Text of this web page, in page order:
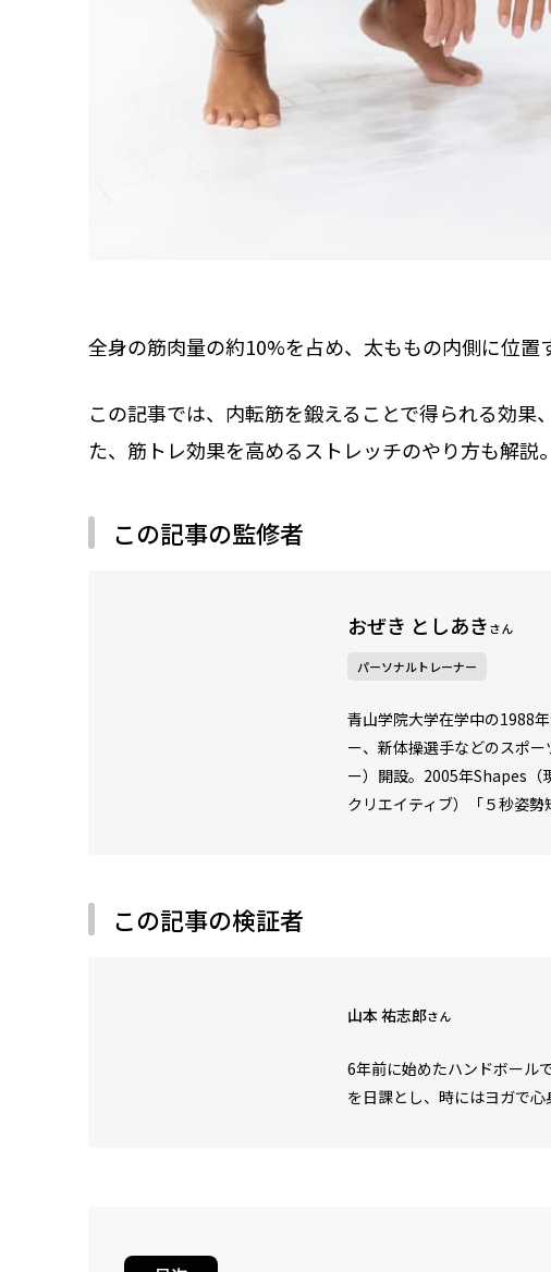
全身の筋肉量の約10%を占め、太ももの内側に位置
この記事では、内転筋を鍛えることで得られる効
た、筋トレ効果を高めるストレッチのやり方も解説。
この記事の監修者
おぜき としあきさん
パーソナルトレーナー
青山学院大学在学中の1988
ー、新体操選手などのスポ
ー）開設。2005年Shapes（
クリエイティブ）「５秒姿勢
この記事の検証者
山本 祐志郎さん
6年前に始めたハンドボール
を日課とし、時にはヨガで心